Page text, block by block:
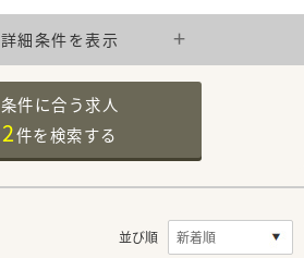
詳細条件を表示
条件に合う求人
2件を検索する
並び順